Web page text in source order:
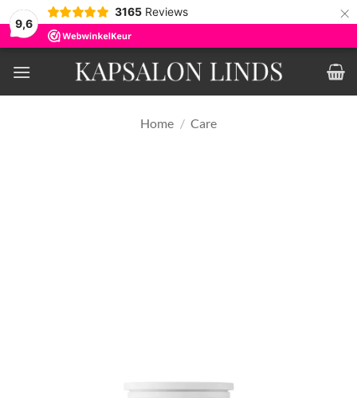
9,6
3165 Reviews ×
naar
inhoud
Home / Care